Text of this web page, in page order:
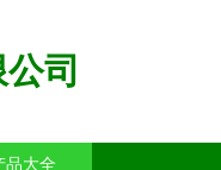
司
品大全